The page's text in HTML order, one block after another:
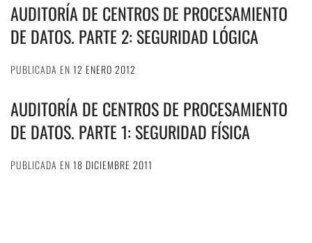
AUDITORÍA DE CENTROS DE PROCESAMIENTO
DE DATOS. PARTE 2: SEGURIDAD LÓGICA
PUBLICADA EN 12 ENERO 2012
AUDITORÍA DE CENTROS DE PROCESAMIENTO
DE DATOS. PARTE 1: SEGURIDAD FÍSICA
PUBLICADA EN 18 DICIEMBRE 2011